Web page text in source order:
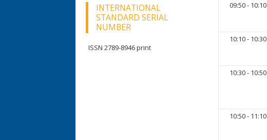
INTERNATIONAL
STANDARD SERIAL
NUMBER
ISSN 2789-8946 print
09:50 - 10:10
10:10 - 10:30
10:30 - 10:50
10:50 - 11:10